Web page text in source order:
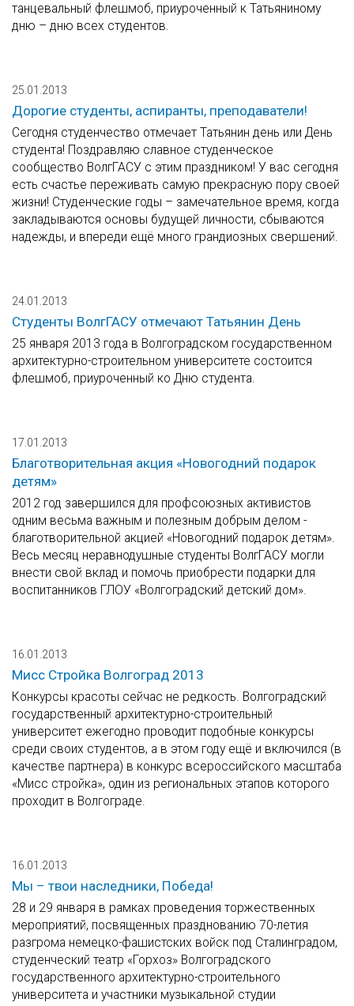
танцевальный флешмоб, приуроченный к Татьяниному
дню – дню всех студентов.
25.01.2013
Дорогие студенты, аспиранты, преподаватели!
Сегодня студенчество отмечает Татьянин день или День
студента! Поздравляю славное студенческое
сообщество ВолгГАСУ с этим праздником! У вас сегодня
есть счастье переживать самую прекрасную пору своей
жизни! Студенческие годы – замечательное время, когда
закладываются основы будущей личности, сбываются
надежды, и впереди ещё много грандиозных свершений.
24.01.2013
Студенты ВолгГАСУ отмечают Татьянин День
25 января 2013 года в Волгоградском государственном
архитектурно-строительном университете состоится
флешмоб, приуроченный ко Дню студента.
17.01.2013
Благотворительная акция «Новогодний подарок
детям»
2012 год завершился для профсоюзных активистов
одним весьма важным и полезным добрым делом -
благотворительной акцией «Новогодний подарок детям».
Весь месяц неравнодушные студенты ВолгГАСУ могли
внести свой вклад и помочь приобрести подарки для
воспитанников ГЛОУ «Волгоградский детский дом».
16.01.2013
Мисс Стройка Волгоград 2013
Конкурсы красоты сейчас не редкость. Волгоградский
государственный архитектурно-строительный
университет ежегодно проводит подобные конкурсы
среди своих студентов, а в этом году ещё и включился (в
качестве партнера) в конкурс всероссийского масштаба
«Мисс стройка», один из региональных этапов которого
проходит в Волгограде.
16.01.2013
Мы – твои наследники, Победа!
28 и 29 января в рамках проведения торжественных
мероприятий, посвященных празднованию 70-летия
разгрома немецко-фашистских войск под Сталинградом,
студенческий театр «Горхоз» Волгоградского
государственного архитектурно-строительного
университета и участники музыкальной студии